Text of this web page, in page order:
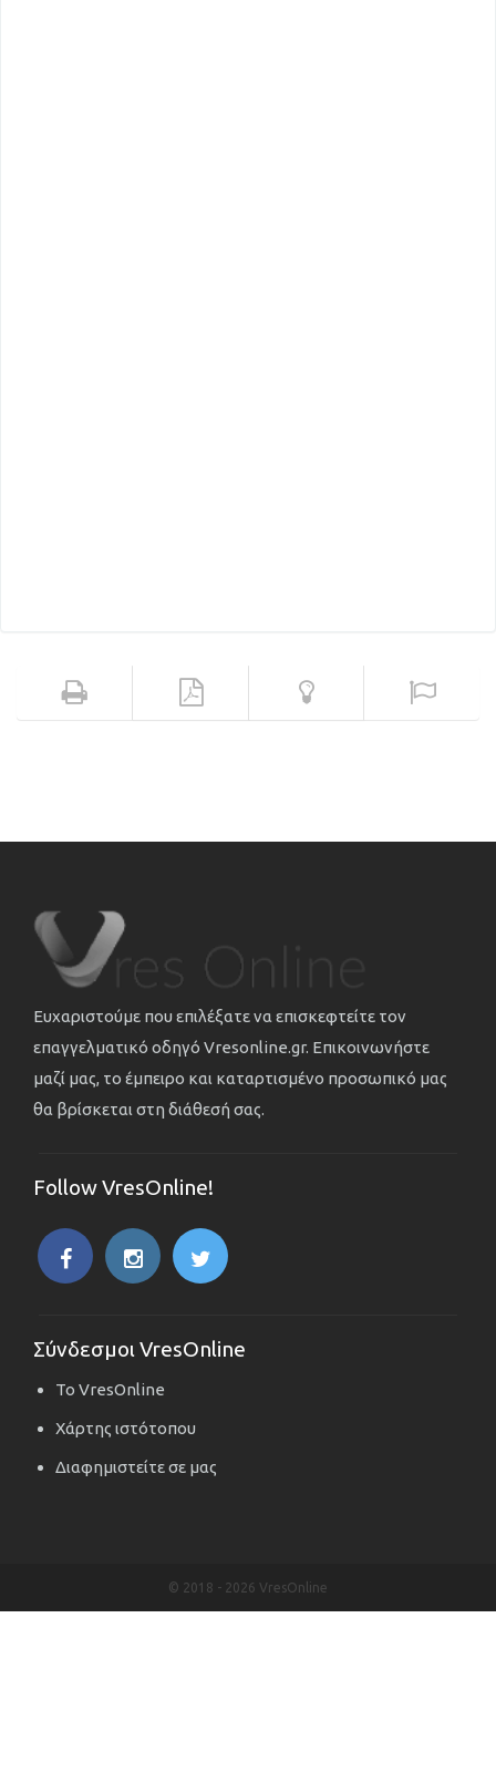
Ευχαριστούμε που επιλέξατε να επισκεφτείτε τον
επαγγελματικό οδηγό Vresonline.gr. Επικοινωνήστε
μαζί μας, το έμπειρο και καταρτισμένο προσωπικό μας
θα βρίσκεται στη διάθεσή σας.
Follow VresOnline!
Σύνδεσμοι VresOnline
Το VresOnline
Χάρτης ιστότοπου
Διαφημιστείτε σε μας
© 2018 - 2026 VresOnline